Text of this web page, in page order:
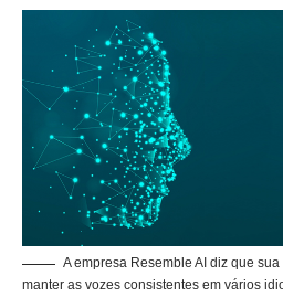
A empresa Resemble AI diz que
manter as vozes consistentes em vários